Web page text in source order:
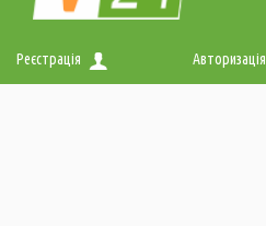
Реєстрація Авторизація